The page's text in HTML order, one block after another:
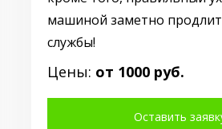
машиной заметно продлит
службы!
Цены: от 1000 руб.
Оставить